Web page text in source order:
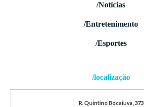
/Notícias
/Entretenimento
/Esportes
/localização
R. Quintino Bocaiuva, 373